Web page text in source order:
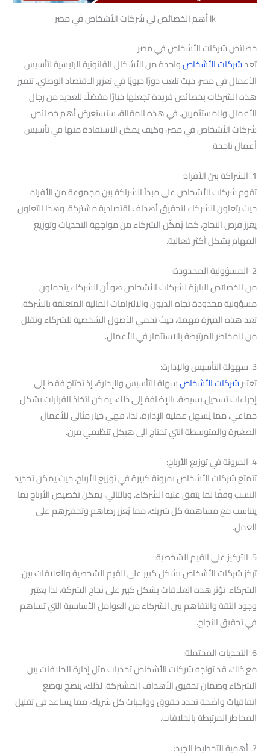
lk أهم الخصائص لي شركات الأشخاص في مصر
خصائص شركات الأشخاص في مصر
تعدشركات الأشخاصواحدة من الأشكال القانونية الرئيسية لتأسيس
الأعمال في مصر، حيث تلعب دورًا حيويًا في تعزيز الاقتصاد الوطني. تتميز
هذه الشركات بخصائص فريدة تجعلها خيارًا مفضلًا للعديد من رجال
الأعمال والمستثمرين. في هذه المقالة، سنستعرض أهم خصائص
شركات الأشخاص في مصر، وكيف يمكن الاستفادة منها في تأسيس
أعمال ناجحة.
1. الشراكة بين الأفراد:
تقوم شركات الأشخاص على مبدأ الشراكة بين مجموعة من الأفراد،
حيث يتعاون الشركاء لتحقيق أهداف اقتصادية مشتركة. وهذا التعاون
يعزز فرص النجاح، كما يُمكّن الشركاء من مواجهة التحديات وتوزيع
المهام بشكل أكثر فعالية.
2. المسؤولية المحدودة:
من الخصائص البارزة لشركات الأشخاص هو أن الشركاء يتحملون
مسؤولية محدودة تجاه الديون والالتزامات المالية المتعلقة بالشركة.
تعد هذه الميزة مهمة، حيث تحمي الأصول الشخصية للشركاء وتقلل
من المخاطر المرتبطة بالاستثمار في الأعمال.
3. سهولة التأسيس والإدارة:
تعتبرشركات الأشخاصسهلة التأسيس والإدارة، إذ تحتاج فقط إلى
إجراءات تسجيل بسيطة. بالإضافة إلى ذلك، يمكن اتخاذ القرارات بشكل
جماعي، مما يُسهل عملية الإدارة. لذا، فهي خيار مثالي للأعمال
الصغيرة والمتوسطة التي تحتاج إلى هيكل تنظيمي مرن.
4. المرونة في توزيع الأرباح:
تتمتع شركات الأشخاص بمرونة كبيرة في توزيع الأرباح، حيث يمكن تحديد
النسب وفقًا لما يتفق عليه الشركاء. وبالتالي، يمكن تخصيص الأرباح بما
يتناسب مع مساهمة كل شريك، مما يُعزز رضاهم وتحفيزهم على
العمل.
5. التركيز على القيم الشخصية:
تركز شركات الأشخاص بشكل كبير على القيم الشخصية والعلاقات بين
الشركاء. تؤثر هذه العلاقات بشكل كبير على نجاح الشركة، لذا يعتبر
وجود الثقة والتفاهم بين الشركاء من العوامل الأساسية التي تساهم
في تحقيق النجاح.
6. التحديات المحتملة:
مع ذلك، قد تواجه شركات الأشخاص تحديات مثل إدارة الخلافات بين
الشركاء وضمان تحقيق الأهداف المشتركة. لذلك، ينصح بوضع
اتفاقيات واضحة تحدد حقوق وواجبات كل شريك، مما يساعد في تقليل
المخاطر المرتبطة بالخلافات.
7. أهمية التخطيط الجيد: